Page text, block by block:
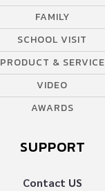
FAMILY
SCHOOL VISIT
PRODUCT & SERVICE
VIDEO
AWARDS
SUPPORT
Contact US